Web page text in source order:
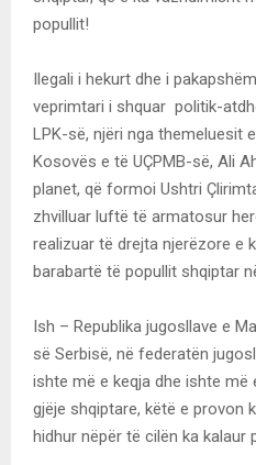
popullit!
Ilegali i hekurt dhe i
veprimtari i shquar politik-
LPK-së, njëri nga themeluesit
Kosovës e të UÇPMB-së, Ali
planet, që formoi Ushtri
zhvilluar luftë të armatosur
realizuar të drejta njerëzore e
barabartë të popullit shqiptar
Ish – Republika jugosllave e
së Serbisë, në federatën
ishte më e keqja dhe ishte më
gjëje shqiptare, këtë e provon
hidhur nëpër të cilën ka kalaur